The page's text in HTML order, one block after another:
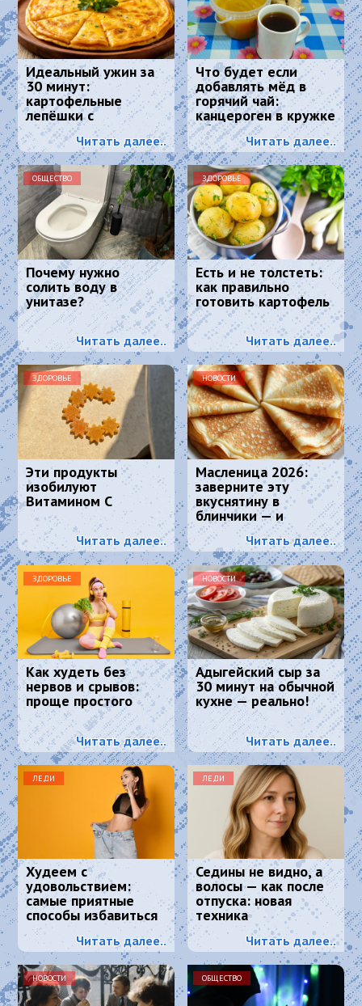
Идеальный ужин за
30 минут:
картофельные
лепёшки с
хрустящей корочкой
и тягучим сыром
Читать далее..
Что будет если
добавлять мёд в
горячий чай:
канцероген в кружке
обеспечен?
Читать далее..
ОБЩЕСТВО
Почему нужно
солить воду в
унитазе?
Читать далее..
ЗДОРОВЬЕ
Есть и не толстеть:
как правильно
готовить картофель
Читать далее..
ЗДОРОВЬЕ
Эти продукты
изобилуют
Витамином С
Читать далее..
НОВОСТИ
Масленица 2026:
заверните эту
вкуснятину в
блинчики — и
подавайте как
главное блюдо
Читать далее..
ЗДОРОВЬЕ
Как худеть без
нервов и срывов:
проще простого
Читать далее..
НОВОСТИ
Адыгейский сыр за
30 минут на обычной
кухне — реально!
Читать далее..
ЛЕДИ
Худеем с
удовольствием:
самые приятные
способы избавиться
от лишнего веса.
Читать далее..
ЛЕДИ
Седины не видно, а
волосы — как после
отпуска: новая
техника
окрашивания
маскирует седину
лучше любой краски
Читать далее..
НОВОСТИ ОБЩЕСТВО